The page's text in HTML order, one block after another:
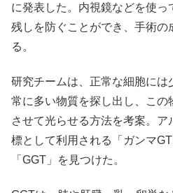
に発表した。内視鏡などを使っ
残しを防ぐことができ、手術
る。
研究チームは、正常な細胞に
常に多い物質を探し出し、この
させて光らせる方法を考案。
標として利用される「ガンマ
「GGT」を見つけた。